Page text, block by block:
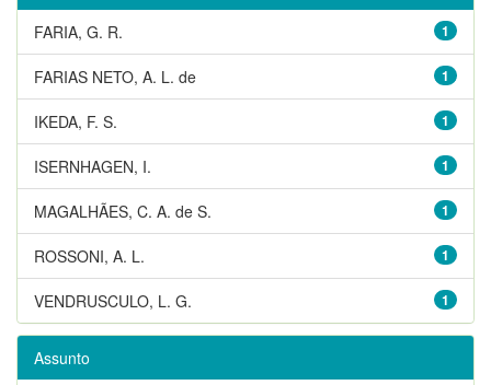
1
FARIA, G. R.
1
FARIAS NETO, A. L. de
1
IKEDA, F. S.
1
ISERNHAGEN, I.
1
MAGALHÃES, C. A. de S.
1
ROSSONI, A. L.
1
VENDRUSCULO, L. G.
Assunto